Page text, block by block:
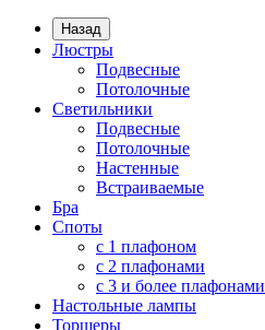
Назад
Люстры
Подвесные
Потолочные
Светильники
Подвесные
Потолочные
Настенные
Встраиваемые
Бра
Споты
с 1 плафоном
с 2 плафонами
с 3 и более плафонами
Настольные лампы
Торшеры